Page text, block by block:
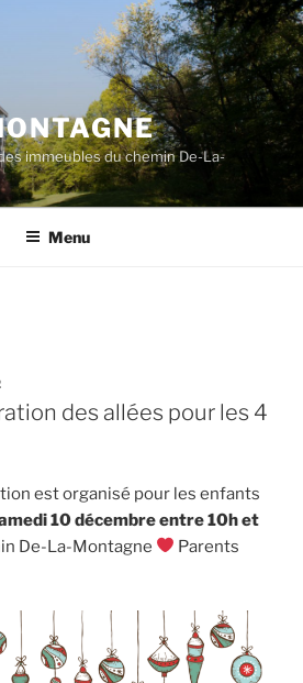
immeubles du chemin De-La-
Menu
des allées pour les 4
est organisé pour les enfants
10 décembre entre 10h et
De-La-Montagne
Parents